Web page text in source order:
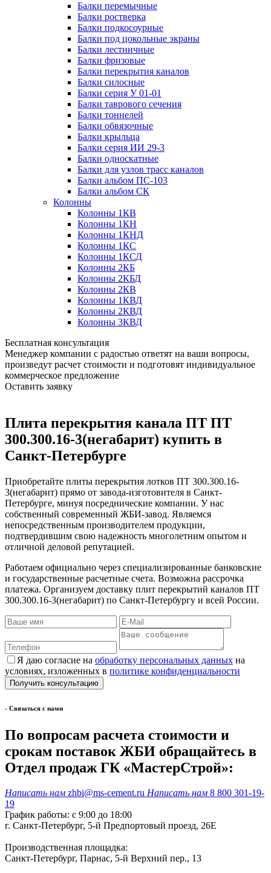
Балки перемычные
Балки ростверка
Балки подкосоурные
Балки под цокольные экраны
Балки лестничные
Балки фризовые
Балки перекрытия каналов
Балки силосные
Балки серия У 01-01
Балки таврового сечения
Балки тоннелей
Балки обвязочные
Балки крыльца
Балки серия ИИ 29-3
Балки односкатные
Балки для узлов трасс каналов
Балки альбом ПС-103
Балки альбом СК
Колонны
Колонны 1КВ
Колонны 1КН
Колонны 1КНД
Колонны 1КС
Колонны 1КСД
Колонны 2КБ
Колонны 2КБД
Колонны 2КВ
Колонны 1КВД
Колонны 2КВД
Колонны 3КВД
Бесплатная консультация
Менеджер компании с радостью ответят на ваши вопросы,
произведут расчет стоимости и подготовят индивидуальное
коммерческое предложение
Оставить заявку
Плита перекрытия канала ПТ ПТ
300.300.16-3(негабарит) купить в
Санкт-Петербурге
Приобретайте плиты перекрытия лотков ПТ 300.300.16-
3(негабарит) прямо от завода-изготовителя в Санкт-
Петербурге, минуя посреднические компании. У нас
собственный современный ЖБИ-завод. Являемся
непосредственным производителем продукции,
подтвердившим свою надежность многолетним опытом и
отличной деловой репутацией.
Работаем официально через специализированные банковские
и государственные расчетные счета. Возможна рассрочка
платежа. Организуем доставку плит перекрытий каналов ПТ
300.300.16-3(негабарит) по Санкт-Петербургу и всей России.
Я даю согласие на обработку персональных данных на
условиях, изложенных в политике конфиденциальности
- Cвязаться с нами
По вопросам расчета стоимости и
срокам поставок ЖБИ обращайтесь в
Отдел продаж ГК «МастерСтрой»:
Написать нам zhbi@ms-cement.ru Написать нам 8 800 301-19-
19
График работы: с 9:00 до 18:00
г. Санкт-Петербург, 5-й Предпортовый проезд, 26Е
Производственная площадка:
Санкт-Петербург, Парнас, 5-й Верхний пер., 13